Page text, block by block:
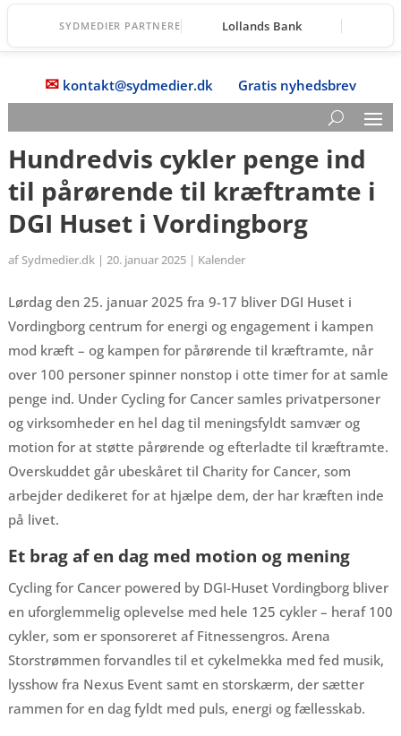
SYDMEDIER PARTNERE Lollands Bank
✉ kontakt@sydmedier.dk Gratis nyhedsbrev
Hundredvis cykler penge ind
til pårørende til kræftramte i
DGI Huset i Vordingborg
af Sydmedier.dk| 20. januar 2025| Kalender
Lørdag den 25. januar 2025 fra 9-17 bliver DGI Huset i
Vordingborg centrum for energi og engagement i kampen
mod kræft – og kampen for pårørende til kræftramte, når
over 100 personer spinner nonstop i otte timer for at samle
penge ind. Under Cycling for Cancer samles privatpersoner
og virksomheder en hel dag til meningsfyldt samvær og
motion for at støtte pårørende og efterladte til kræftramte.
Overskuddet går ubeskåret til Charity for Cancer, som
arbejder dedikeret for at hjælpe dem, der har kræften inde
på livet.
Et brag af en dag med motion og mening
Cycling for Cancer powered by DGI-Huset Vordingborg bliver
en uforglemmelig oplevelse med hele 125 cykler – heraf 100
cykler, som er sponsoreret af Fitnessengros. Arena
Storstrømmen forvandles til et cykelmekka med fed musik,
lysshow fra Nexus Event samt en storskærm, der sætter
rammen for en dag fyldt med puls, energi og fællesskab.